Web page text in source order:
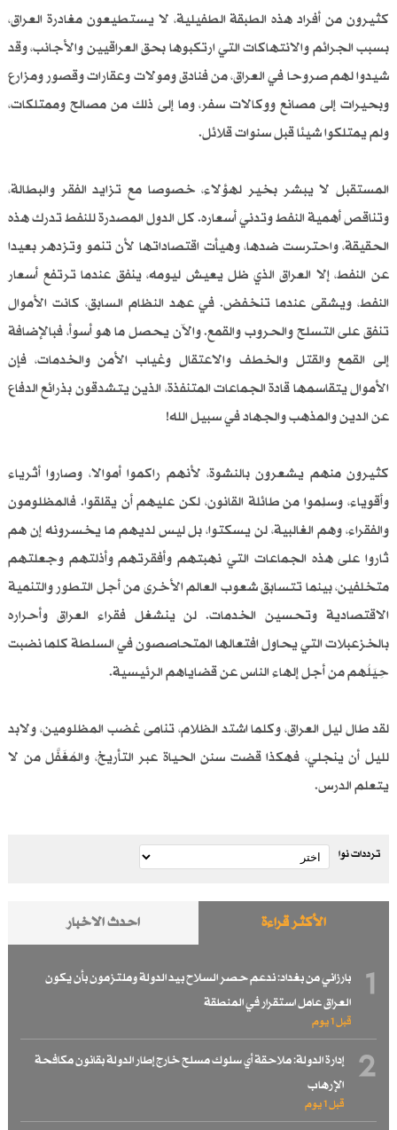
كثيرون من أفراد هذه الطبقة الطفيلية، لا يستطيعون مغادرة العراق،
بسبب الجرائم والانتهاكات التي ارتكبوها بحق العراقيين والأجانب، وقد
شيدوا لهم صروحا في العراق، من فنادق ومولات وعقارات وقصور ومزارع
وبحيرات إلى مصانع ووكالات سفر، وما إلى ذلك من مصالح وممتلكات،
ولم يمتلكوا شيئا قبل سنوات قلائل.
المستقبل لا يبشر بخير لهؤلاء، خصوصا مع تزايد الفقر والبطالة،
وتناقص أهمية النفط وتدني أسعاره. كل الدول المصدرة للنفط تدرك هذه
الحقيقة، واحترست ضدها، وهيأت اقتصاداتها لأن تنمو وتزدهر بعيدا
عن النفط، إلا العراق الذي ظل يعيش ليومه، ينفق عندما ترتفع أسعار
النفط، ويشقى عندما تنخفض. في عهد النظام السابق، كانت الأموال
تنفق على التسلح والحروب والقمع. والآن يحصل ما هو أسوأ، فبالإضافة
إلى القمع والقتل والخطف والاعتقال وغياب الأمن والخدمات، فإن
الأموال يتقاسمها قادة الجماعات المتنفذة، الذين يتشدقون بذرائع الدفاع
عن الدين والمذهب والجهاد في سبيل الله!
كثيرون منهم يشعرون بالنشوة، لأنهم راكموا أموالا، وصاروا أثرياء
وأقوياء، وسلِموا من طائلة القانون، لكن عليهم أن يقلقوا. فالمظلومون
والفقراء، وهم الغالبية، لن يسكتوا، بل ليس لديهم ما يخسرونه إن هم
ثاروا على هذه الجماعات التي نهبتهم وأفقرتهم وأذلتهم وجعلتهم
متخلفين، بينما تتسابق شعوب العالم الأخرى من أجل التطور والتنمية
الاقتصادية وتحسين الخدمات. لن ينشغل فقراء العراق وأحراره
بالخزعبلات التي يحاول افتعالها المتحاصصون في السلطة كلما نضبت
حِيَلُهم من أجل إلهاء الناس عن قضاياهم الرئيسية.
لقد طال ليل العراق، وكلما اشتد الظلام، تنامى غضب المظلومين، ولابد
لليل أن ينجلي، فهكذا قضت سنن الحياة عبر التأريخ، والمُغَفَّل من لا
يتعلم الدرس.
ترددات نوا
الأكثر قراءة احدث الاخبار
1
بارزاني من بغداد: ندعم حصر السلاح بيد الدولة وملتزمون بأن يكون
العراق عامل استقرار في المنطقة
قبل 1 یوم
2
إدارة الدولة: ملاحقة أي سلوك مسلح خارج إطار الدولة بقانون مكافحة
الإرهاب
قبل 1 یوم